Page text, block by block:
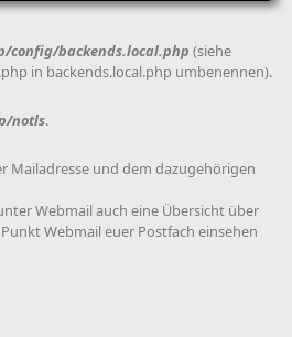
config/backends.local.php (siehe
in backends.local.php umbenennen).
notls.
Mailadresse und dem dazugehörigen
Webmail auch eine Übersicht über
Webmail euer Postfach einsehen